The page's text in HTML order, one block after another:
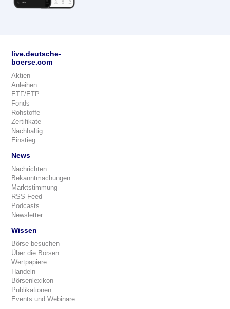
live.deutsche-
boerse.com
Aktien
Anleihen
ETF/ETP
Fonds
Rohstoffe
Zertifikate
Nachhaltig
Einstieg
News
Nachrichten
Bekanntmachungen
Marktstimmung
RSS-Feed
Podcasts
Newsletter
Wissen
Börse besuchen
Über die Börsen
Wertpapiere
Handeln
Börsenlexikon
Publikationen
Events und Webinare